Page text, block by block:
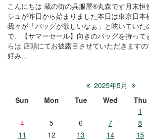
こんにちは 蔵の街の呉服屋®丸森です月末恒
シュが昨日から始まりました本日は東京日
我々が「バッグが欲しいなぁ」と呟いていた
で、【サマーセール】向きのバッグを持って
らは 店頭にてお披露目させていただきます
好み...
2025年5月
Sun
Mon Tue Wed Thu
1
4
5 6 7 8
11
12 13 14 15